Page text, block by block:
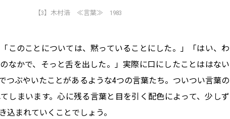
【3】木村浩 ≪言葉≫ 1983
「このことについては、黙っていることにした。」「はい、わ
なかで、そっと舌を出した。」実際に口にしたことははない
つぶやいたことがあるような4つの言葉たち。ついつい言葉の
しまいます。心に残る言葉と目を引く配色によって、少しず
込まれていくことでしょう。